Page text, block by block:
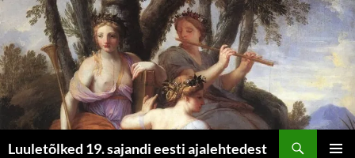
Luuletõlked 19. sajandi eesti ajalehtedest